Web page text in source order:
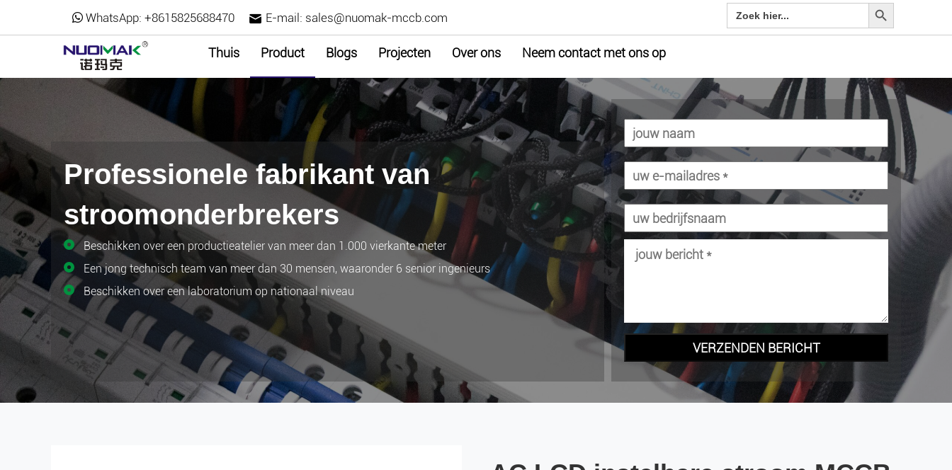
WhatsApp: +8615825688470 E-mail: sales@nuomak-mccb.com
Zoeken
naar:
Thuis Product Blogs Projecten Over ons Neem contact met ons op
Professionele fabrikant van
stroomonderbrekers
Beschikken over een productieatelier van meer dan 1.000 vierkante meter
Een jong technisch team van meer dan 30 mensen, waaronder 6 senior ingenieurs
Beschikken over een laboratorium op nationaal niveau
VERZENDEN BERICHT